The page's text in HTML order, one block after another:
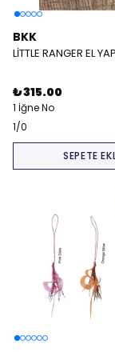
BKK
₺ 315.00
1 İğne No
1/0
SEPETE